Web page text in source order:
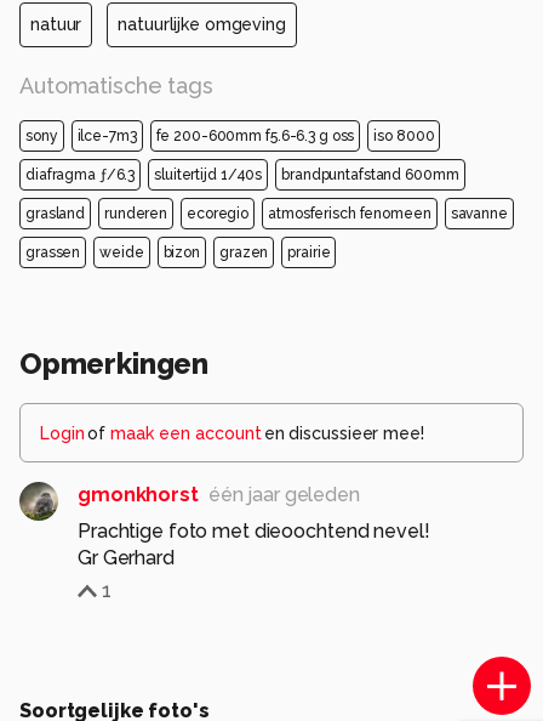
natuur natuurlijke omgeving
Automatische tags
sony ilce-7m3 fe 200-600mm f5.6-6.3 g oss iso 8000
diafragma ƒ/6.3 sluitertijd 1/40s brandpuntafstand 600mm
grasland runderen ecoregio atmosferisch fenomeen savanne
grassen weide bizon grazen prairie
Opmerkingen
Loginof maak een account en discussieer mee!
gmonkhorst één jaar geleden
Prachtige foto met dieoochtend nevel!
Gr Gerhard
1
Soortgelijke foto's